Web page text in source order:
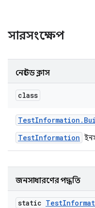
সারসংক্ষেপ
নেস্টেড ক্লাস
class
TestInformation .
TestInformation
জনসাধারণের পদ্ধতি
static Test